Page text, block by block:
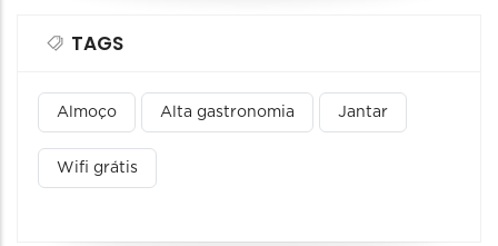
TAGS
Almoço Alta gastronomia Jantar
Wifi grátis